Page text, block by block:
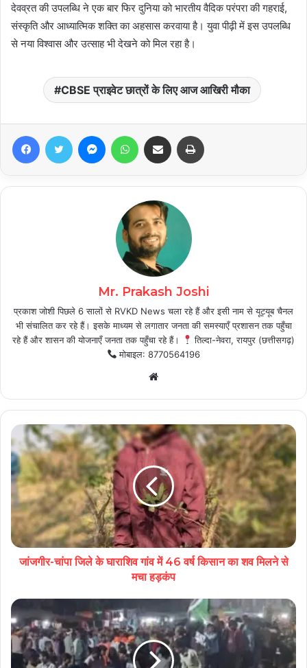
देवव्रत की उपलब्धि ने एक बार फिर दुनिया को भारतीय वैदिक परंपरा की गहराई,
संस्कृति और आध्यात्मिक शक्ति का अहसास करवाया है। युवा पीढ़ी में इस उपलब्धि
से नया विश्वास और उत्साह भी देखने को मिल रहा है।
CBSE प्राइवेट छात्रों के लिए आज आखिरी मौका
FacebookTwitter MessengerWhatsAppShare via Email
Mr. Prakash Joshi
प्रकाश जोशी पिछले 6 सालों से RVKD News चला रहे हैं और इसी नाम से यूट्यूब चैनल
भी संचालित कर रहे हैं। इसके माध्यम से लगातार जनता की समस्याएँ प्रशासन तक पहुँचा
रहे हैं और शासन की योजनाएँ जनता तक पहुँचा रहे हैं।
तिल्दा-नेवरा, रायपुर (छत्तीसगढ़)
मोबाइल: 8770564196
Website
जांजगीर-चांपा जिले के घाराशिव गांव में 46 वर्ष किसान का शव मिलने से
मचा हड़कंप